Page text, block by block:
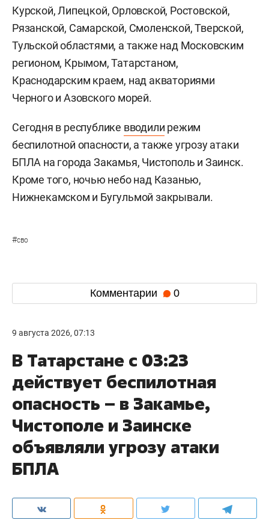
Курской, Липецкой, Орловской, Ростовской,
Рязанской, Самарской, Смоленской, Тверской,
Тульской областями, а также над Московским
регионом, Крымом, Татарстаном,
Краснодарским краем, над акваториями
Черного и Азовского морей.
Сегодня в республике вводили режим
беспилотной опасности, а также угрозу атаки
БПЛА на города Закамья, Чистополь и Заинск.
Кроме того, ночью небо над Казанью,
Нижнекамском и Бугульмой закрывали.
#сво
Комментарии 0
9 августа 2026, 07:13
В Татарстане с 03:23
действует беспилотная
опасность – в Закамье,
Чистополе и Заинске
объявляли угрозу атаки
БПЛА